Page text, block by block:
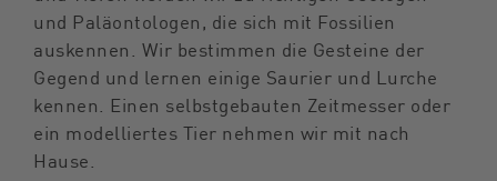
und Paläontologen, die sich mit Fossilien
auskennen. Wir bestimmen die Gesteine der
Gegend und lernen einige Saurier und Lurche
kennen. Einen selbstgebauten Zeitmesser oder
ein modelliertes Tier nehmen wir mit nach
Hause.